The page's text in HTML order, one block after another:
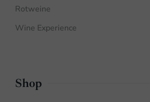
Rotweine
Wine Experience
Shop